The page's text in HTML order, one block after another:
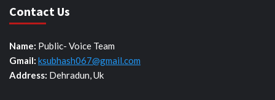
Contact Us
Name: Public- Voice Team
Gmail: ksubhash067@gmail.com
Address: Dehradun, Uk